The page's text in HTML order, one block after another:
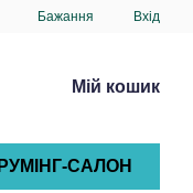
Бажання Вхід
Мій кошик
САЛОН